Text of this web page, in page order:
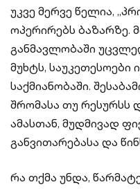
უკვე მერვე წელია,
ოპერირებს ბაზარზე.
განმავლობაში
მუხტს, საუკეთესოები
საქმიანობაში.
შრომასა თუ რესურსს
ამასთან, მუდმივად
განვითარებასა და
რა თქმა უნდა,